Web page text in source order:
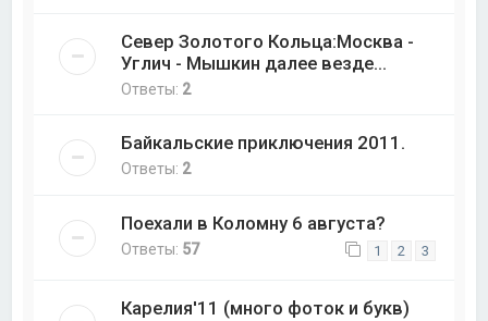
Север Золотого Кольца:Москва -
Углич - Мышкин далее везде...
Ответы: 2
Байкальские приключения 2011.
Ответы: 2
Поехали в Коломну 6 августа?
Ответы: 57 1 2 3
Карелия'11 (много фоток и букв)